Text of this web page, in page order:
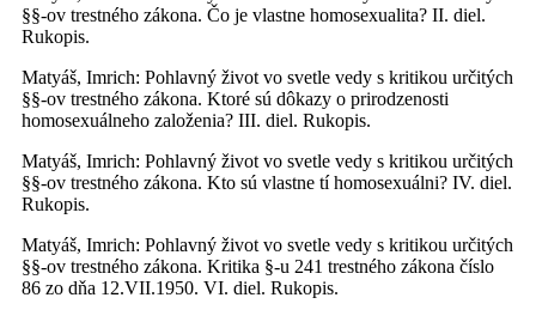
§§-ov trestného zákona. Čo je vlastne homosexualita? II. diel.
Rukopis.
Matyáš, Imrich: Pohlavný život vo svetle vedy s kritikou určitých
§§-ov trestného zákona. Ktoré sú dôkazy o prirodzenosti
homosexuálneho založenia? III. diel. Rukopis.
Matyáš, Imrich: Pohlavný život vo svetle vedy s kritikou určitých
§§-ov trestného zákona. Kto sú vlastne tí homosexuálni? IV. diel.
Rukopis.
Matyáš, Imrich: Pohlavný život vo svetle vedy s kritikou určitých
§§-ov trestného zákona. Kritika §-u 241 trestného zákona číslo
86 zo dňa 12.VII.1950. VI. diel. Rukopis.